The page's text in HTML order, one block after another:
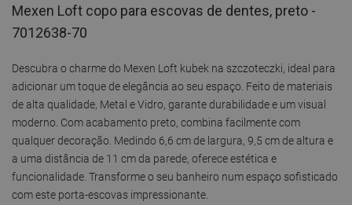
Mexen Loft copo para escovas de dentes, preto -
7012638-70
Descubra o charme do Mexen Loft kubek na szczoteczki, ideal para
adicionar um toque de elegância ao seu espaço. Feito de materiais
de alta qualidade, Metal e Vidro, garante durabilidade e um visual
moderno. Com acabamento preto, combina facilmente com
qualquer decoração. Medindo 6,6 cm de largura, 9,5 cm de altura e
a uma distância de 11 cm da parede, oferece estética e
funcionalidade. Transforme o seu banheiro num espaço sofisticado
com este porta-escovas impressionante.